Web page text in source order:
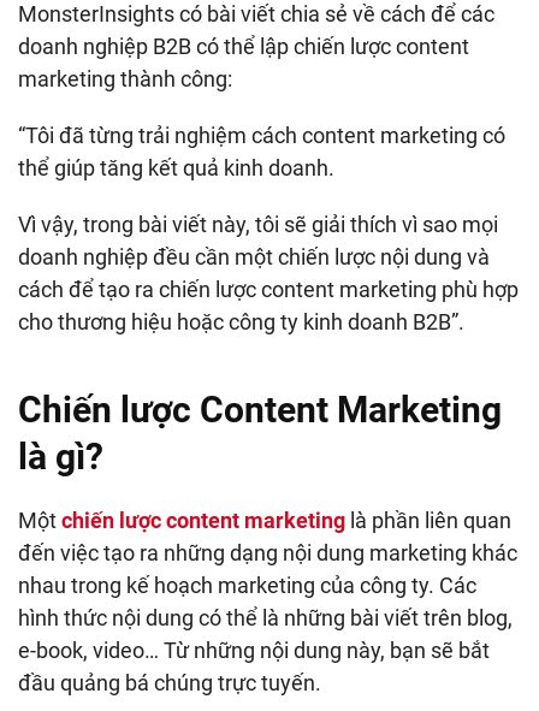
MonsterInsights có bài viết chia sẻ về cách để các
doanh nghiệp B2B có thể lập chiến lược content
marketing thành công:
“Tôi đã từng trải nghiệm cách content marketing có
thể giúp tăng kết quả kinh doanh.
Vì vậy, trong bài viết này, tôi sẽ giải thích vì sao mọi
doanh nghiệp đều cần một chiến lược nội dung và
cách để tạo ra chiến lược content marketing phù hợp
cho thương hiệu hoặc công ty kinh doanh B2B”.
Chiến lược Content Marketing
là gì?
Mộtchiến lược content marketing là phần liên quan
đến việc tạo ra những dạng nội dung marketing khác
nhau trong kế hoạch marketing của công ty. Các
hình thức nội dung có thể là những bài viết trên blog,
e-book, video… Từ những nội dung này, bạn sẽ bắt
đầu quảng bá chúng trực tuyến.